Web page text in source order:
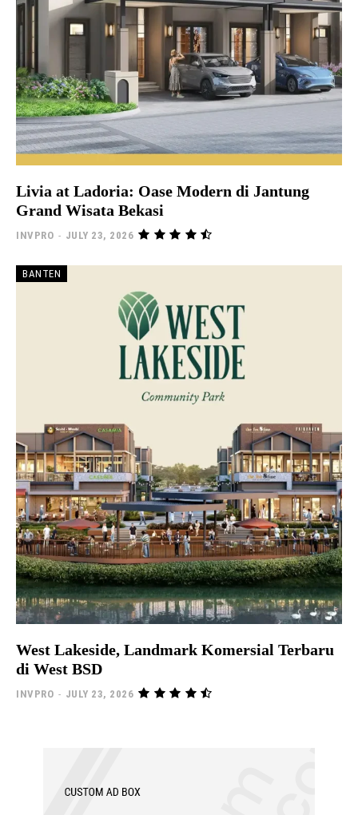
Livia at Ladoria: Oase Modern di Jantung
Grand Wisata Bekasi
INVPRO - JULY 23, 2026
BANTEN
West Lakeside, Landmark Komersial Terbaru
di West BSD
INVPRO - JULY 23, 2026